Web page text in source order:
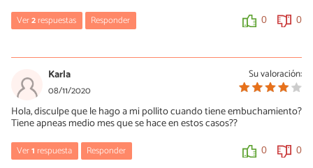
Ver2respuestas Responder 0 0
30/01/2021
Hola, tienes las indicaciones para la cría explicadas en el artículo.
El pollito estará bien si se cumplen las condiciones que necesita.
Un saludo.
Su valoración:
Karla
08/11/2020
Hola, disculpe que le hago a mi pollito cuando tiene embuchamiento?
Tiene apneas medio mes que se hace en estos casos??
Ver1respuesta Responder 0 0